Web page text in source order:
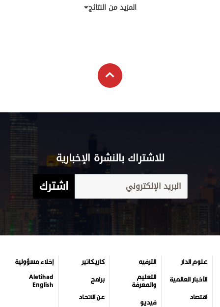
المزيد من النتائج
للاشتراك بالنشرة الإخبارية
اشترك
علوم الدار
الأخبار العالمية
اقتصاد
الترفيه
التعليم
والمعرفة
فيديو
كاريكاتير
برامج
عن الاتحاد
إخلاء مسؤولية
Aletihad
English